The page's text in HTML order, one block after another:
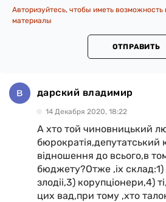
Авторизуйтесь, чтобы иметь возможность
материалы
ОТПРАВИТЬ
дарский владимир
14 Декабря 2020, 18:22
А хто той чиновницький
бюрократiя,депутатський
вiдношення до всього,в
бюджету?Отже ,iх склад:1)
злодii,3) корупцiонери,4)
цих вад,при тому ,хто